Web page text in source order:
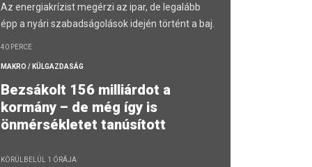
Az energiakrízist megérzi az ipar, de legalább
épp a nyári szabadságolások idején történt a baj.
40 PERCE
MAKRO / KÜLGAZDASÁG
Bezsákolt 156 milliárdot a
kormány – de még így is
önmérsékletet tanúsított
KÖRÜLBELÜL 1 ÓRÁJA